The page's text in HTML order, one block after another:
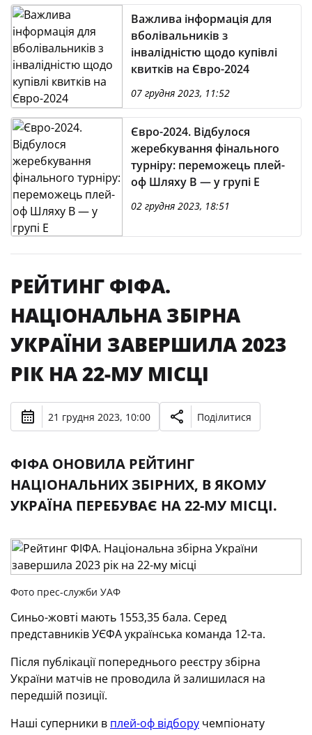
Важлива інформація для
вболівальників з
інвалідністю щодо купівлі
квитків на Євро-2024
07 грудня 2023, 11:52
Євро-2024. Відбулося
жеребкування фінального
турніру: переможець плей-
оф Шляху В — у групі Е
02 грудня 2023, 18:51
РЕЙТИНГ ФІФА.
НАЦІОНАЛЬНА ЗБІРНА
УКРАЇНИ ЗАВЕРШИЛА 2023
РІК НА 22-МУ МІСЦІ
21 грудня 2023, 10:00 Поділитися
ФІФА ОНОВИЛА РЕЙТИНГ
НАЦІОНАЛЬНИХ ЗБІРНИХ, В ЯКОМУ
УКРАЇНА ПЕРЕБУВАЄ НА 22-МУ МІСЦІ.
Фото прес-служби УАФ
Синьо-жовті мають 1553,35 бала. Серед
представників УЄФА українська команда 12-та.
Після публікації попереднього реєстру збірна
України матчів не проводила й залишилася на
передшій позиції.
Наші суперники в плей-оф відбору чемпіонату